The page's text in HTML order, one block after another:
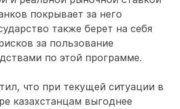
покрывает за него
также берет на себя
за пользование
по этой программе.
что при текущей ситуации в
казахстанцам выгоднее